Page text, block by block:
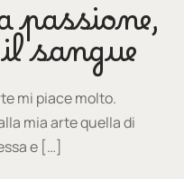
passione,
sangue
mi piace molto.
mia arte quella di
e […]